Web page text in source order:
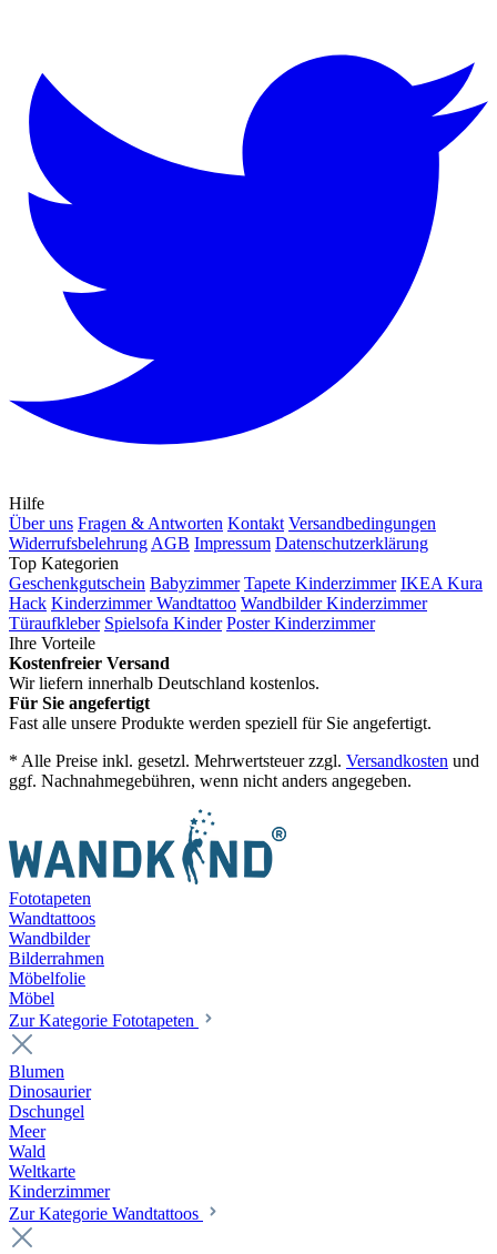
Hilfe
Über uns Fragen & Antworten Kontakt Versandbedingungen
Widerrufsbelehrung AGB Impressum Datenschutzerklärung
Top Kategorien
Geschenkgutschein Babyzimmer Tapete Kinderzimmer IKEA Kura
Hack Kinderzimmer Wandtattoo Wandbilder Kinderzimmer
Türaufkleber Spielsofa Kinder Poster Kinderzimmer
Ihre Vorteile
Kostenfreier Versand
Wir liefern innerhalb Deutschland kostenlos.
Für Sie angefertigt
Fast alle unsere Produkte werden speziell für Sie angefertigt.
* Alle Preise inkl. gesetzl. Mehrwertsteuer zzgl. Versandkosten und
ggf. Nachnahmegebühren, wenn nicht anders angegeben.
Fototapeten
Wandtattoos
Wandbilder
Bilderrahmen
Möbelfolie
Möbel
Zur Kategorie Fototapeten
Blumen
Dinosaurier
Dschungel
Meer
Wald
Weltkarte
Kinderzimmer
Zur Kategorie Wandtattoos